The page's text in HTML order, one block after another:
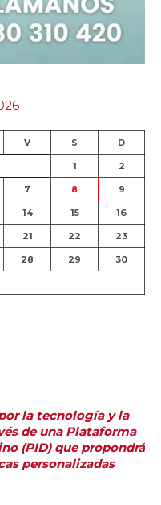
V S D
1 2
7 8 9
14 15 16
21 22 23
28 29 30
la tecnología y la
de una Plataforma
(PID) que propondrá
personalizadas